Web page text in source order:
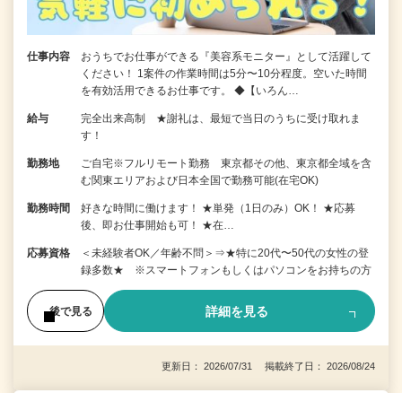
仕事内容
おうちでお仕事ができる『美容系モニター』として活躍して
ください！ 1案件の作業時間は5分〜10分程度。空いた時間
を有効活用できるお仕事です。 ◆【いろん…
給与
完全出来高制 ★謝礼は、最短で当日のうちに受け取れま
す！
勤務地
ご自宅※フルリモート勤務 東京都その他、東京都全域を含
む関東エリアおよび日本全国で勤務可能(在宅OK)
勤務時間
好きな時間に働けます！ ★単発（1日のみ）OK！ ★応募
後、即お仕事開始も可！ ★在…
応募資格
＜未経験者OK／年齢不問＞⇒★特に20代〜50代の女性の登
録多数★ ※スマートフォンもしくはパソコンをお持ちの方
後で見る 詳細を見る
更新日： 2026/07/31 掲載終了日： 2026/08/24